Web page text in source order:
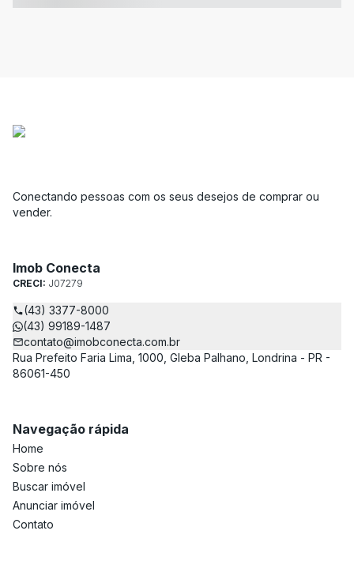
Conectando pessoas com os seus desejos de comprar ou
vender.
Imob Conecta
CRECI: J07279
(43) 3377-8000
(43) 99189-1487
contato@imobconecta.com.br
Rua Prefeito Faria Lima, 1000, Gleba Palhano, Londrina - PR -
86061-450
Navegação rápida
Home
Sobre nós
Buscar imóvel
Anunciar imóvel
Contato